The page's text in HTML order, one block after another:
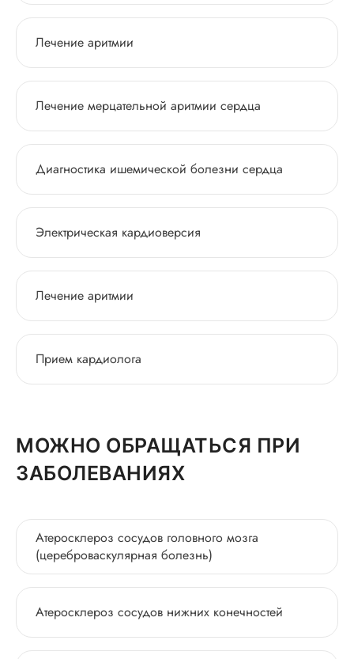
Лечение аритмии
Лечение мерцательной аритмии сердца
Диагностика ишемической болезни сердца
Электрическая кардиоверсия
Лечение аритмии
Прием кардиолога
МОЖНО ОБРАЩАТЬСЯ ПРИ
ЗАБОЛЕВАНИЯХ
Атеросклероз сосудов головного мозга
(цереброваскулярная болезнь)
Атеросклероз сосудов нижних конечностей